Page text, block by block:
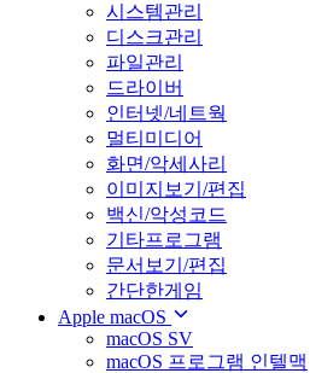
시스템관리
디스크관리
파일관리
드라이버
인터넷/네트웍
멀티미디어
화면/악세사리
이미지보기/편집
백신/악성코드
기타프로그램
문서보기/편집
간단한게임
Apple macOS
macOS SV
macOS 프로그램 인텔맥